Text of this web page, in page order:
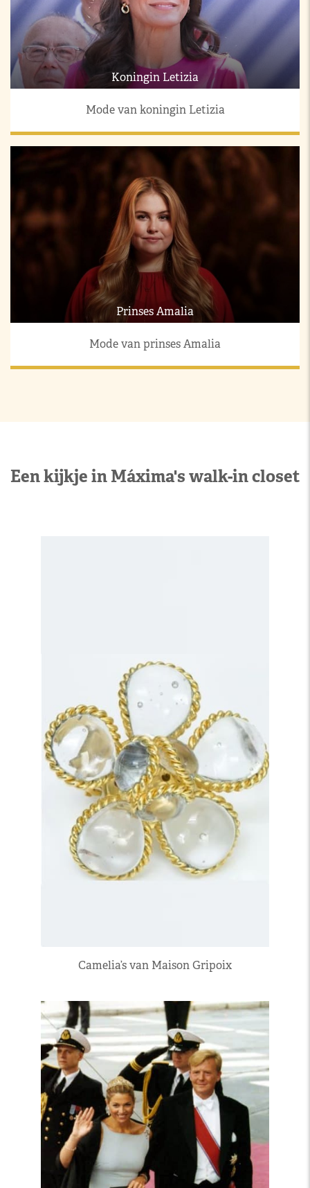
Koningin Letizia
Mode van koningin Letizia
Prinses Amalia
Mode van prinses Amalia
Een kijkje in Máxima's walk-in closet
Camelia’s van Maison Gripoix